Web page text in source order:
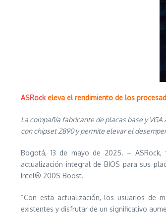
ASRockeleva el rendimiento de los
La compañía fabricante de placas base y VGA
con chipset Z890 y permite elevar el
Bogotá, 13 de mayo de 2025. –
actualización integral de BIOS para sus
Intel® 200S Boost.
“Con esta actualización, los usuarios de
existentes y disfrutar de un significativo